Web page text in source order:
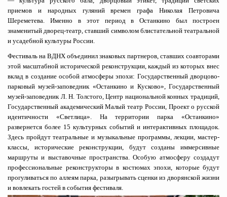
приемов и народных гуляний времен графа Николая Петровича
Шереметева. Именно в этот период в Останкино был построен
знаменитый дворец-театр, ставший символом блистательной театральной
и усадебной культуры России.
Фестиваль на ВДНХ объединил знаковых партнеров, ставших соавторами
этой масштабной исторической реконструкции, каждый из которых внес
вклад в создание особой атмосферы эпохи: Государственный дворцово-
парковый музей-заповедник «Останкино и Кусково», Государственный
музей-заповедник Л. Н. Толстого, Центр национальной конных традиций,
Государственный академический Малый театр России, Проект о русской
идентичности «Светлица». На территории парка «Останкино»
развернется более 15 культурных событий и интерактивных площадок.
Здесь пройдут театральные и музыкальные программы, лекции, мастер-
классы, исторические реконструкции, будут созданы иммерсивные
маршруты и выставочные пространства. Особую атмосферу создадут
профессиональные реконструкторы в костюмах эпохи, которые будут
прогуливаться по аллеям парка, разыгрывать сценки из дворянской жизни
и вовлекать гостей в события фестиваля.